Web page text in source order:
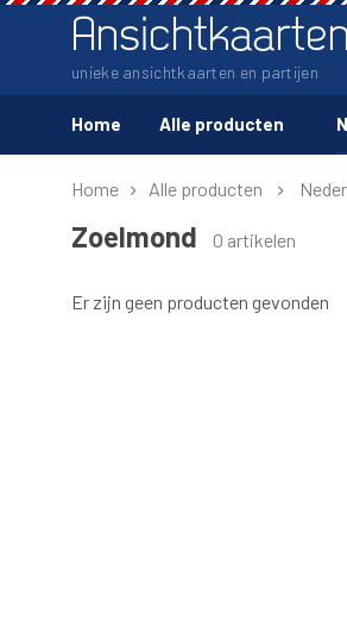
unieke ansichtkaarten en partijen
Home Alle producten
Home Alle producten
Zoelmond 0 artikelen
Er zijn geen producten gevonden